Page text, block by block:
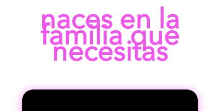
naces en la
familia que
necesitas